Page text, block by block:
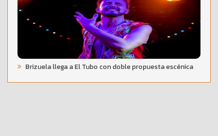
Brizuela llega a El Tubo con doble propuesta escénica